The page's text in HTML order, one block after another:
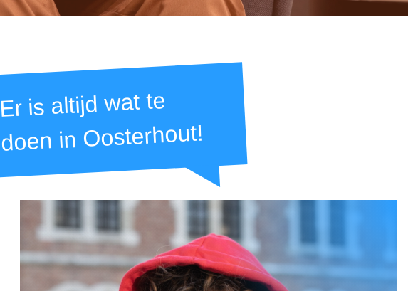
Er is altijd wat te
doen in Oosterhout!